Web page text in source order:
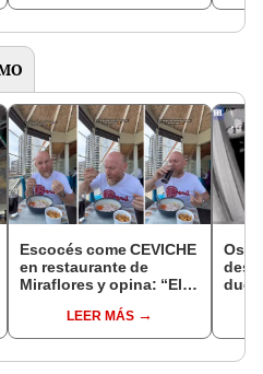
Escocés come CEVICHE
en restaurante de
Miraflores y opina: “El
mundo”LEER MÁS